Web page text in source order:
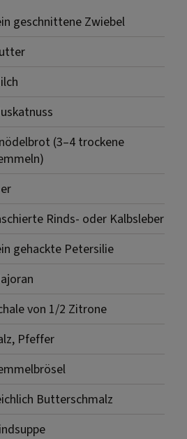
geschnittene Zwiebel
(3–4 trockene
Rinds- oder Kalbsleber
gehackte Petersilie
von 1/2 Zitrone
Pfeffer
Butterschmalz